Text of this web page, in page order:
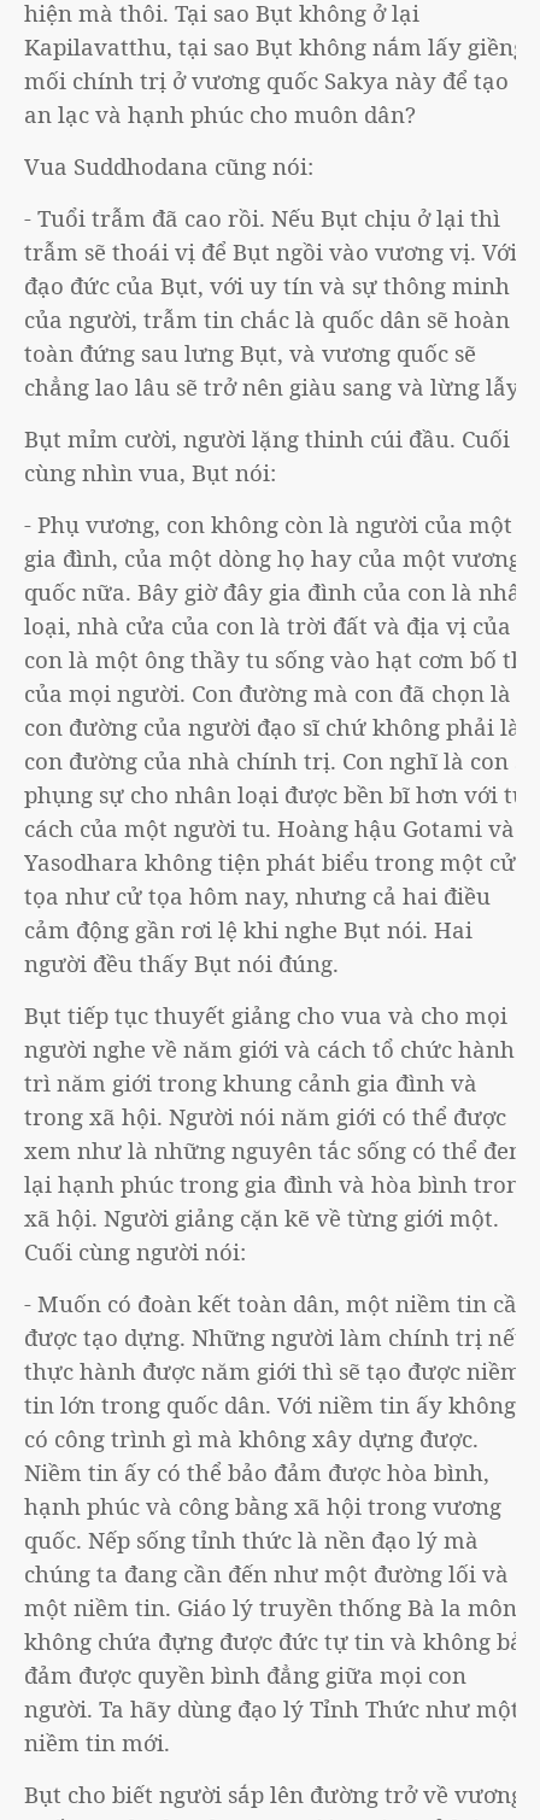
hiện mà thôi. Tại sao Bụt không ở lại
Kapilavatthu, tại sao Bụt không nắm lấy giềng
mối chính trị ở vương quốc Sakya này để tạo
an lạc và hạnh phúc cho muôn dân?
Vua Suddhodana cũng nói:
- Tuổi trẫm đã cao rồi. Nếu Bụt chịu ở lại thì
trẫm sẽ thoái vị để Bụt ngồi vào vương vị. Với
đạo đức của Bụt, với uy tín và sự thông minh
của người, trẫm tin chắc là quốc dân sẽ hoàn
toàn đứng sau lưng Bụt, và vương quốc sẽ
chẳng lao lâu sẽ trở nên giàu sang và lừng lẫy.
Bụt mỉm cười, người lặng thinh cúi đầu. Cuối
cùng nhìn vua, Bụt nói:
- Phụ vương, con không còn là người của một
gia đình, của một dòng họ hay của một vương
quốc nữa. Bây giờ đây gia đình của con là nhân
loại, nhà cửa của con là trời đất và địa vị của
con là một ông thầy tu sống vào hạt cơm bố thí
của mọi người. Con đường mà con đã chọn là
con đường của người đạo sĩ chứ không phải là
con đường của nhà chính trị. Con nghĩ là con sẽ
phụng sự cho nhân loại được bền bĩ hơn với tư
cách của một người tu. Hoàng hậu Gotami và
Yasodhara không tiện phát biểu trong một cử
tọa như cử tọa hôm nay, nhưng cả hai điều
cảm động gần rơi lệ khi nghe Bụt nói. Hai
người đều thấy Bụt nói đúng.
Bụt tiếp tục thuyết giảng cho vua và cho mọi
người nghe về năm giới và cách tổ chức hành
trì năm giới trong khung cảnh gia đình và
trong xã hội. Người nói năm giới có thể được
xem như là những nguyên tắc sống có thể đem
lại hạnh phúc trong gia đình và hòa bình trong
xã hội. Người giảng cặn kẽ về từng giới một.
Cuối cùng người nói:
- Muốn có đoàn kết toàn dân, một niềm tin cần
được tạo dựng. Những người làm chính trị nếu
thực hành được năm giới thì sẽ tạo được niềm
tin lớn trong quốc dân. Với niềm tin ấy không
có công trình gì mà không xây dựng được.
Niềm tin ấy có thể bảo đảm được hòa bình,
hạnh phúc và công bằng xã hội trong vương
quốc. Nếp sống tỉnh thức là nền đạo lý mà
chúng ta đang cần đến như một đường lối và
một niềm tin. Giáo lý truyền thống Bà la môn
không chứa đựng được đức tự tin và không bảo
đảm được quyền bình đẳng giữa mọi con
người. Ta hãy dùng đạo lý Tỉnh Thức như một
niềm tin mới.
Bụt cho biết người sắp lên đường trở về vương